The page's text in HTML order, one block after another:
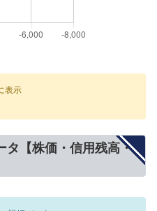
表示
タ【株価・信用残高・